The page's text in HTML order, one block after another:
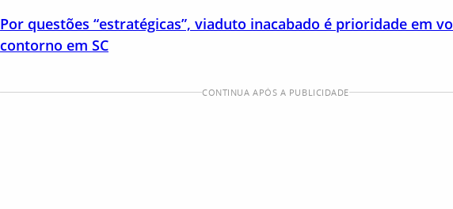
Por questões “estratégicas”, viaduto inacabado é prioridade em
contorno em SC
CONTINUA APÓS A PUBLICIDADE